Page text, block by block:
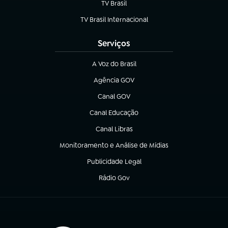
TV Brasil
(abre em nova aba)
TV Brasil Internacional
(abre em nova aba)
Serviços
A Voz do Brasil
(abre em nova aba)
Agência GOV
(abre em nova aba)
Canal GOV
(abre em nova aba)
Canal Educação
(abre em nova aba)
Canal Libras
(abre em nova aba)
Monitoramento e Análise de Mídias
(abre em nova aba)
Publicidade Legal
(abre em nova aba)
Rádio Gov
(abre em nova aba)